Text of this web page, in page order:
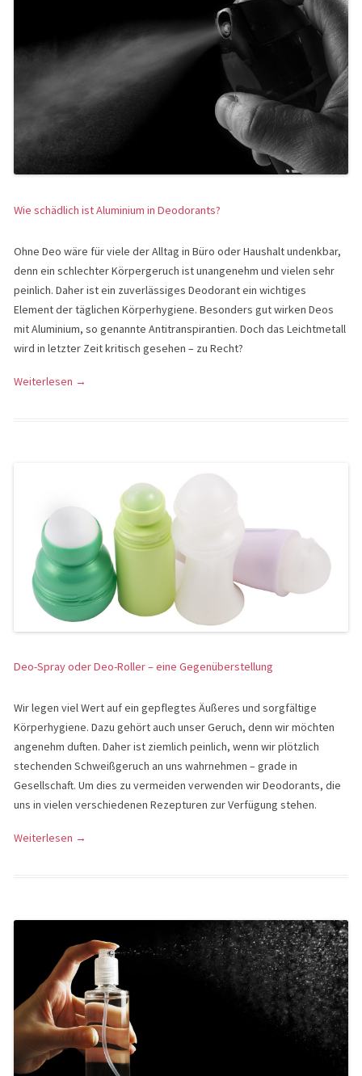
Wie schädlich ist Aluminium in Deodorants?
Ohne Deo wäre für viele der Alltag in Büro oder Haushalt undenkbar,
denn ein schlechter Körpergeruch ist unangenehm und vielen sehr
peinlich. Daher ist ein zuverlässiges Deodorant ein wichtiges
Element der täglichen Körperhygiene. Besonders gut wirken Deos
mit Aluminium, so genannte Antitranspirantien. Doch das Leichtmetall
wird in letzter Zeit kritisch gesehen – zu Recht?
Weiterlesen →
Deo-Spray oder Deo-Roller – eine Gegenüberstellung
Wir legen viel Wert auf ein gepflegtes Äußeres und sorgfältige
Körperhygiene. Dazu gehört auch unser Geruch, denn wir möchten
angenehm duften. Daher ist ziemlich peinlich, wenn wir plötzlich
stechenden Schweißgeruch an uns wahrnehmen – grade in
Gesellschaft. Um dies zu vermeiden verwenden wir Deodorants, die
uns in vielen verschiedenen Rezepturen zur Verfügung stehen.
Weiterlesen →